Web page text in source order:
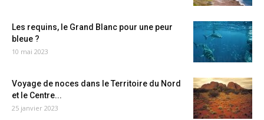
Les requins, le Grand Blanc pour une peur
bleue ?
10 mai 2023
Voyage de noces dans le Territoire du Nord
et le Centre...
25 janvier 2023